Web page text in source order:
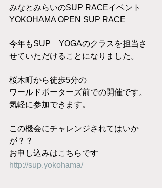
みなとみらいのSUP RACEイベント
YOKOHAMA OPEN SUP RACE
今年もSUP　YOGAのクラスを担当さ
せていただけることになりました。
桜木町から徒歩5分の
ワールドポーターズ前での開催です。
気軽に参加できます。
この機会にチャレンジされてはいか
が？？
お申し込みはこちらです
http://sup.yokohama/